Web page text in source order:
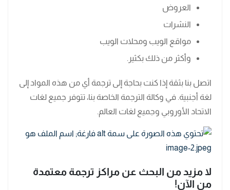
العروض
النشرات
مواقع الويب ومحلات الويب
وأكثر من ذلك بكثير.
اتصل بنا بثقة إذا كنت بحاجة إلى ترجمة أي من هذه المواد إلى
لغة أجنبية. في وكالة الترجمة الخاصة بنا، تتوفر جميع لغات
الاتحاد الأوروبي وجميع لغات العالم.
لا مزيد من البحث عن مراكز ترجمة معتمدة
من الآن!